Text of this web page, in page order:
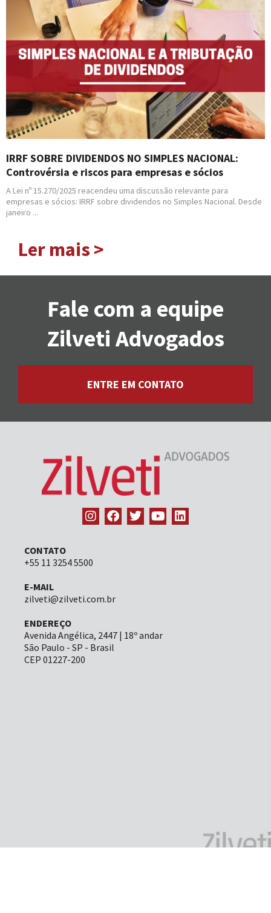
IRRF SOBRE DIVIDENDOS NO SIMPLES NACIONAL:
Controvérsia e riscos para empresas e sócios
A Lei nº 15.270/2025 reacendeu uma discussão relevante para
empresas e sócios: IRRF sobre dividendos no Simples Nacional. Desde
janeiro ...
Ler mais >
Fale com a equipe
Zilveti Advogados
ENTRE EM CONTATO
CONTATO
+55 11 3254 5500
E-MAIL
zilveti@zilveti.com.br
ENDEREÇO
Avenida Angélica, 2447 | 18º andar
São Paulo - SP - Brasil
CEP 01227-200